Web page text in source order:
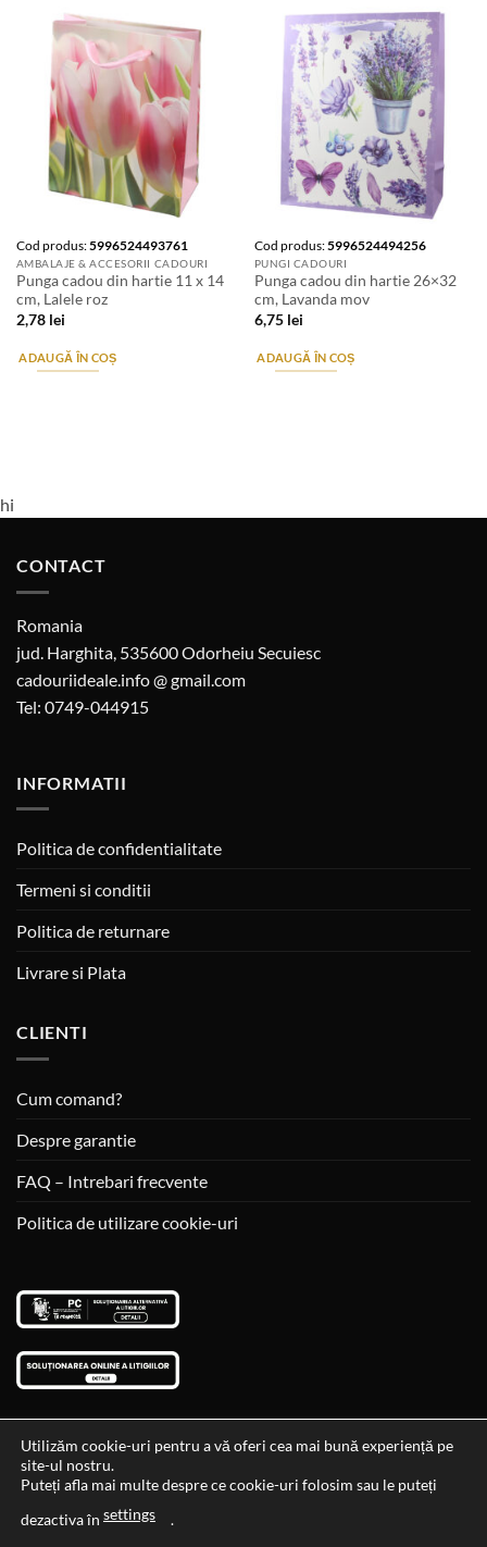
Cod produs:5996524493761
AMBALAJE & ACCESORII CADOURI
Punga cadou din hartie 11 x 14
cm, Lalele roz
2,78 lei
ADAUGĂ ÎN COȘ
Cod produs:5996524494256
PUNGI CADOURI
Punga cadou din hartie 26×32
cm, Lavanda mov
6,75 lei
ADAUGĂ ÎN COȘ
hi
CONTACT
Romania
jud. Harghita, 535600 Odorheiu Secuiesc
cadouriideale.info @ gmail.com
Tel: 0749-044915
INFORMATII
Politica de confidentialitate
Termeni si conditii
Politica de returnare
Livrare si Plata
CLIENTI
Cum comand?
Despre garantie
FAQ – Intrebari frecvente
Politica de utilizare cookie-uri
Data si ora ultimei actualizari al stocului si ale preturilor: 29-12-
Utilizăm cookie-uri pentru a vă oferi cea mai bună experiență pe
site-ul nostru.
Puteți afla mai multe despre ce cookie-uri folosim sau le puteți
dezactiva în settings .